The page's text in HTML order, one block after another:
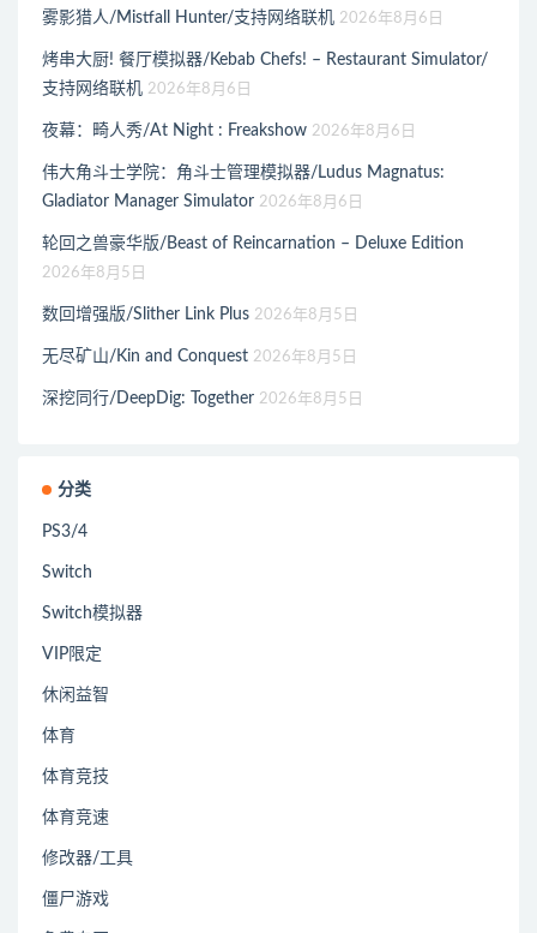
雾影猎人/Mistfall Hunter/支持网络联机 2026年8月6日
烤串大厨! 餐厅模拟器/Kebab Chefs! – Restaurant Simulator/
支持网络联机 2026年8月6日
夜幕：畸人秀/At Night : Freakshow 2026年8月6日
伟大角斗士学院：角斗士管理模拟器/Ludus Magnatus:
Gladiator Manager Simulator 2026年8月6日
轮回之兽豪华版/Beast of Reincarnation – Deluxe Edition
2026年8月5日
数回增强版/Slither Link Plus 2026年8月5日
无尽矿山/Kin and Conquest 2026年8月5日
深挖同行/DeepDig: Together 2026年8月5日
分类
PS3/4
Switch
Switch模拟器
VIP限定
休闲益智
体育
体育竞技
体育竞速
修改器/工具
僵尸游戏